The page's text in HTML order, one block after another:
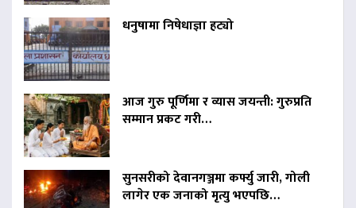
धनुषामा निषेधाज्ञा हट्यो
आज गुरु पूर्णिमा र व्यास जयन्ती: गुरुप्रति
सम्मान प्रकट गरी…
सुनसरीको देवानगञ्जमा कर्फ्यु जारी, गोली
लागेर एक जनाको मृत्यु भएपछि…